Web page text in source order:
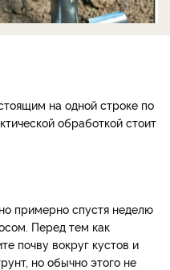
на одной строке по
обработкой стоит
примерно спустя неделю
Перед тем как
почву вокруг кустов и
но обычно этого не